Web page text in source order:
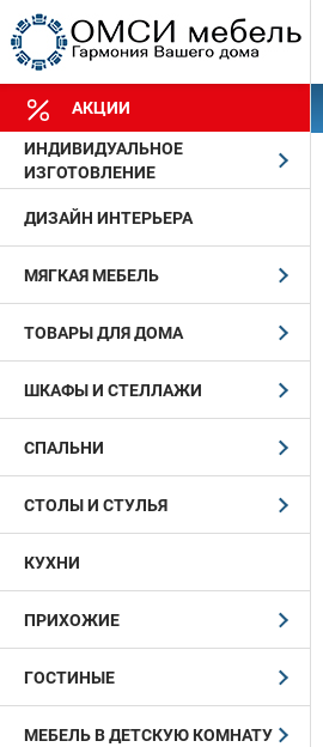
АКЦИИ
ИНДИВИДУАЛЬНОЕ
ИЗГОТОВЛЕНИЕ
ДИЗАЙН ИНТЕРЬЕРА
МЯГКАЯ МЕБЕЛЬ
ТОВАРЫ ДЛЯ ДОМА
ШКАФЫ И СТЕЛЛАЖИ
СПАЛЬНИ
СТОЛЫ И СТУЛЬЯ
КУХНИ
ПРИХОЖИЕ
ГОСТИНЫЕ
МЕБЕЛЬ В ДЕТСКУЮ КОМНАТУ